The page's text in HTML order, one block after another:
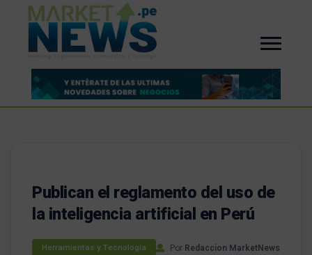
Publican el reglamento del uso de
la inteligencia artificial en Perú
Herramientas y Tecnología Por Redaccion MarketNews